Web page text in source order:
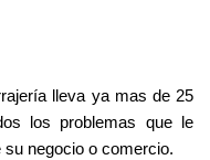
lleva ya mas de 25
los problemas que le
negocio o comercio.